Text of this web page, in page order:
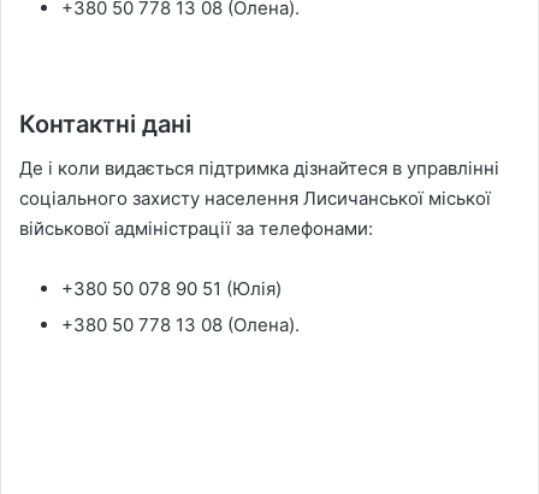
+380 50 778 13 08 (Олена).
Контактні дані
Де і коли видається підтримка дізнайтеся в управлінні
соціального захисту населення Лисичанської міської
військової адміністрації за телефонами:
+380 50 078 90 51 (Юлія)
+380 50 778 13 08 (Олена).